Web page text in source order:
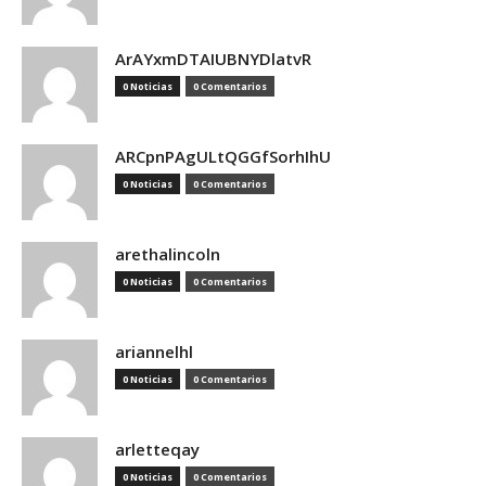
ArAYxmDTAIUBNYDlatvR
0 Noticias 0 Comentarios
ARCpnPAgULtQGGfSorhIhU
0 Noticias 0 Comentarios
arethalincoln
0 Noticias 0 Comentarios
ariannelhl
0 Noticias 0 Comentarios
arletteqay
0 Noticias 0 Comentarios